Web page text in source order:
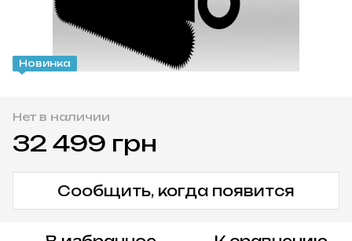
Новинка
Нет в наличии
32 499 грн
Сообщить, когда появится